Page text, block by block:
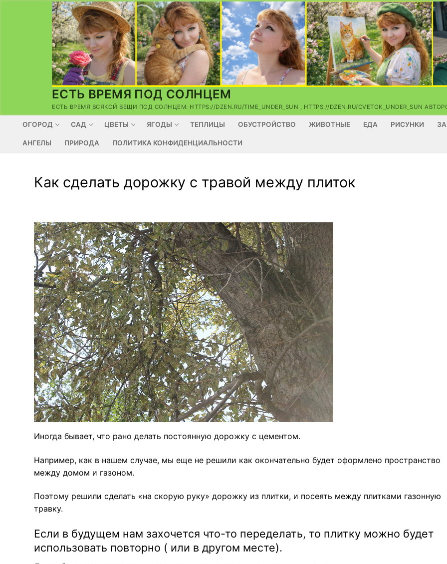
содержимому
ЕСТЬ ВРЕМЯ ПОД СОЛНЦЕМ
ЕСТЬ ВРЕМЯ ВСЯКОЙ ВЕЩИ ПОД СОЛНЦЕМ: HTTPS://DZEN.RU/TIME_UNDER_SUN , HTTPS://DZEN.RU/CVETOK_UNDER_SUN
ОГОРОД САД ЦВЕТЫ ЯГОДЫ ТЕПЛИЦЫ ОБУСТРОЙСТВО ЖИВОТНЫЕ ЕДА РИСУНКИ
АНГЕЛЫ ПРИРОДА ПОЛИТИКА КОНФИДЕНЦИАЛЬНОСТИ
Как сделать дорожку с травой между плиток
Иногда бывает, что рано делать постоянную дорожку с цементом.
Например, как в нашем случае, мы еще не решили как окончательно будет оформлено пространство
между домом и газоном.
Поэтому решили сделать «на скорую руку» дорожку из плитки, и посеять между плитками газонную
травку.
Если в будущем нам захочется что-то переделать, то плитку можно будет
использовать повторно ( или в другом месте).